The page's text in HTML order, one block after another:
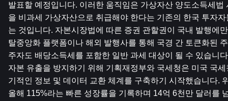
발표할 예정입니다. 이러한 움직임은 가상자산 양도소득세법
을 비과세 가상자산으로 취급해야 한다는 기존의 한국 투자
는 것입니다. 자본시장법에 따른 증권 관할권이 국내 발행에
탈중앙화 플랫폼이나 해외 발행사를 통해 국경 간 토큰화된
주자도 배당소득세를 포함한 일반 과세 대상이 될 수 있습니
자본 유출을 방지하기 위해 기획재정부와 국세청은 미국 국
기적인 정보 및 데이터 교환 체계를 구축하기 시작했습니다.
올해 115%라는 빠른 성장률을 기록하며 14억 6천만 달러를